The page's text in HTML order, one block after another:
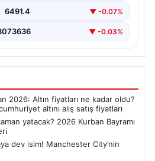
6491.4 ▼ -0.07%
▼ -0.03%
2026: Altın fiyatları ne kadar oldu?
altını alış satış fiyatları
yatacak? 2026 Kurban Bayramı
dev isim! Manchester City’nin